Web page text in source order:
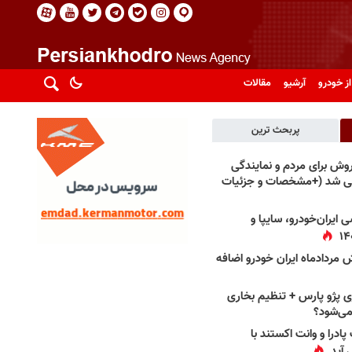
از خودرو آرشیو مقالات
پربحث ترین
برای مردم و نمایندگی
شد (+مشخصات و جزئیات
سایپا و
مردادماه ایران خودرو اضافه
پژو پارس + تنظیم بخاری
می‌شود؟
و وانت اکستند با